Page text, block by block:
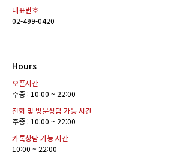
대표번호
02-499-0420
Hours
오픈시간
주중 : 10:00 ~ 22:00
전화 및 방문상담 가능 시간
주중 : 10:00 ~ 22:00
카톡상담 가능 시간
10:00 ~ 22:00